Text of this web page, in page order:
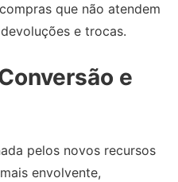
que não atendem
e trocas.
e
pelos novos recursos
envolvente,